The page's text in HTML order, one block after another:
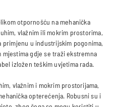
otpornošću na mehanička
vlažnim ili mokrim prostorima,
primjenu u industrijskim pogonima,
mjestima gdje se traži ekstremna
izložen teškim uvjetima rada.
vlažnim i mokrim prostorijama,
opterećenja. Robusni su i